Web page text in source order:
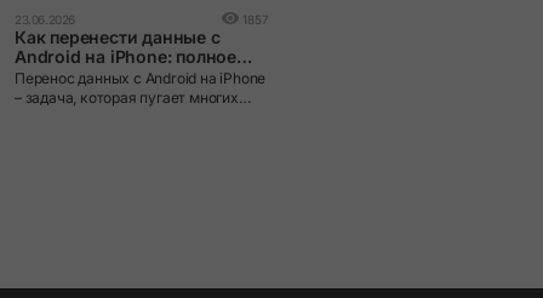
23.06.2026 1857
Как перенести данные с
Android на iPhone: полное
руководство
Перенос данных с Android на iPhone
– задача, которая пугает многих